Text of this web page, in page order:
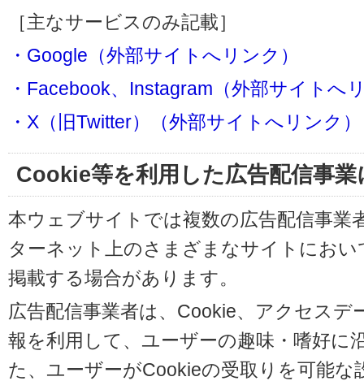
［主なサービスのみ記載］
・Google（外部サイトへリンク）
・Facebook、Instagram（外部サイトへ
・X（旧Twitter）（外部サイトへリンク）
Cookie等を利用した広告配信事
本ウェブサイトでは複数の広告配信事業
ターネット上のさまざまなサイトにお
掲載する場合があります。
広告配信事業者は、Cookie、アクセスデ
報を利用して、ユーザーの趣味・嗜好に
た、ユーザーがCookieの受取りを可能